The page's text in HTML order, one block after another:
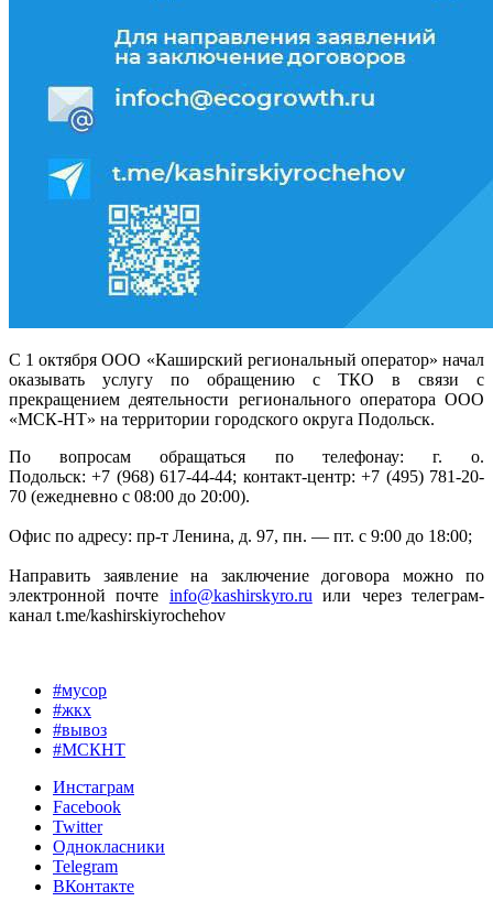
С 1 октября ООО «Каширский региональный оператор» начал
оказывать услугу по обращению с ТКО в связи с
прекращением деятельности регионального оператора ООО
«МСК-НТ» на территории городского округа Подольск.
По вопросам обращаться по телефонау: г. о.
Подольск: +7 (968) 617-44-44; контакт-центр: +7 (495) 781-20-
70 (ежедневно с 08:00 до 20:00).
Офис по адресу: пр-т Ленина, д. 97, пн. — пт. с 9:00 до 18:00;
Направить заявление на заключение договора можно по
электронной почте info@kashirskyro.ru или через телеграм-
канал t.me/kashirskiyrochehov
#мусор
#жкх
#вывоз
#МСКНТ
Инстаграм
Facebook
Twitter
Однокласники
Telegram
ВКонтакте